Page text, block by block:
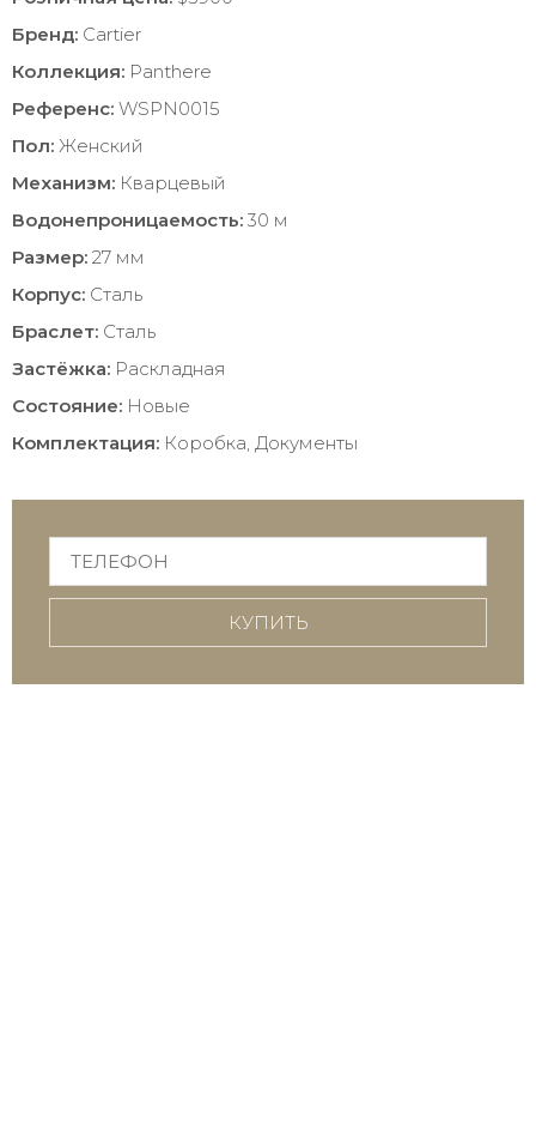
Бренд: Cartier
Коллекция: Panthere
Референс: WSPN0015
Пол: Женский
Механизм: Кварцевый
Водонепроницаемость: 30 м
Размер: 27 мм
Корпус: Сталь
Браслет: Сталь
Застёжка: Раскладная
Состояние: Новые
Комплектация: Коробка, Документы
КУПИТЬ